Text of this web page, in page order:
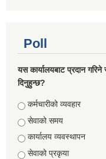
Poll
यस कार्यालयबाट प्रदान
दिनुहुन्छ?
Choices
कर्मचारीको व्यवहार
सेवाको समय
कार्यालय व्यवस्थापन
सेवाको प्रकृया